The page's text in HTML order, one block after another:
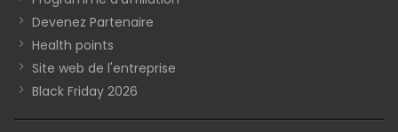
Devenez Partenaire
Health points
Site web de l'entreprise
Black Friday 2026